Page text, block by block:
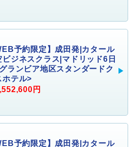
予約限定】成田発|カタール
ビジネスクラス|マドリッド6日
ランビア地区スタンダードク
ホテル>
円
予約限定】成田発|カタール